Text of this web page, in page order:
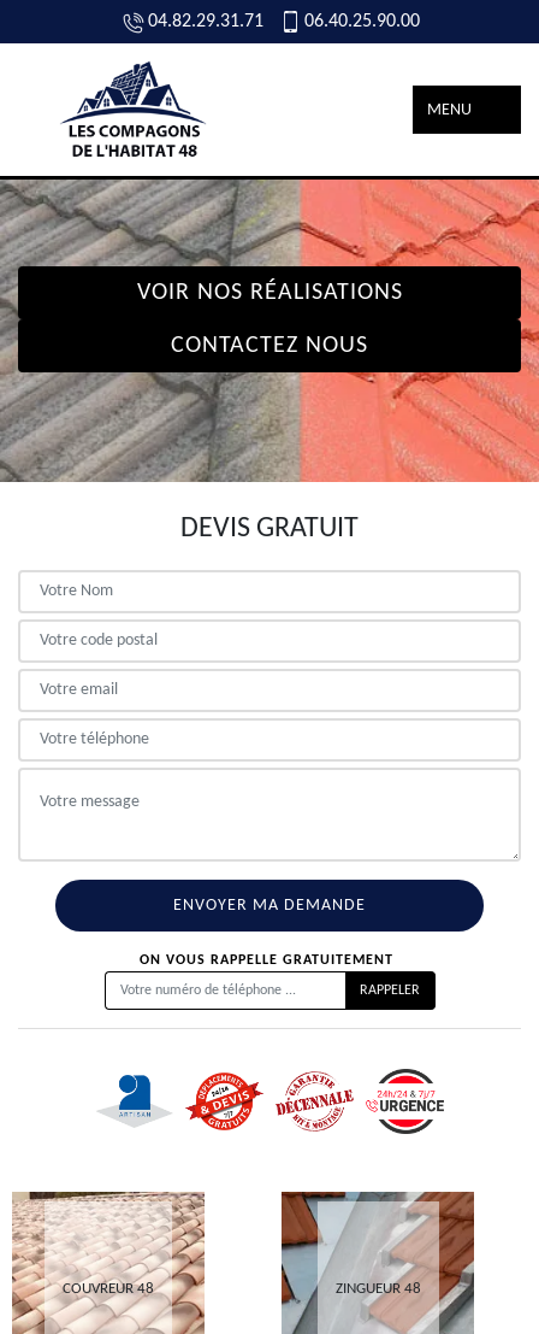
04.82.29.31.71 06.40.25.90.00
MENU
VOIR NOS RÉALISATIONS
CONTACTEZ NOUS
DEVIS GRATUIT
ON VOUS RAPPELLE GRATUITEMENT
COUVREUR 48 ZINGUEUR 48